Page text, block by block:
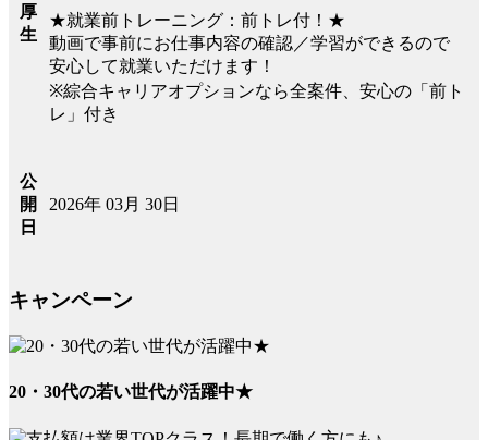
厚
生
★就業前トレーニング：前トレ付！★
動画で事前にお仕事内容の確認／学習ができるので
安心して就業いただけます！
※綜合キャリアオプションなら全案件、安心の「前ト
レ」付き
公
開
日
2026年 03月 30日
キャンペーン
20・30代の若い世代が活躍中★